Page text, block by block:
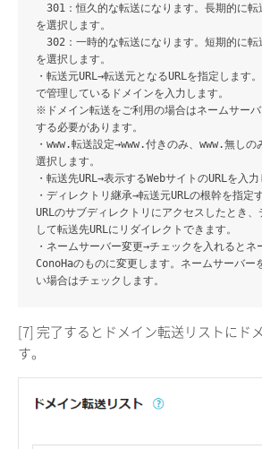
301：恒久的な転送になります。長期的に転
を選択します。
302：一時的な転送になります。短期的に転
を選択します。
・転送元URL →転送元となるURLを指定します
で管理しているドメインを入力します。
※ドメイン転送をご利用の場合はネームサー
する必要があります。
・www.転送設定→www.付きのみ、www.無しの
選択します。
・転送先URL →表示するWebサイトのURLを入力
・ディレクトリ継承→転送元URLの根幹を指定
URLのサブディレクトリにアクセスしたとき
して転送先URLにリダイレクトできます。
・ネームサーバー変更→チェックを入れるとネ
ConoHaのものに変更します。ネームサーバー
い場合はチェックします。
[7] 完了するとドメイン転送リストにド
す。